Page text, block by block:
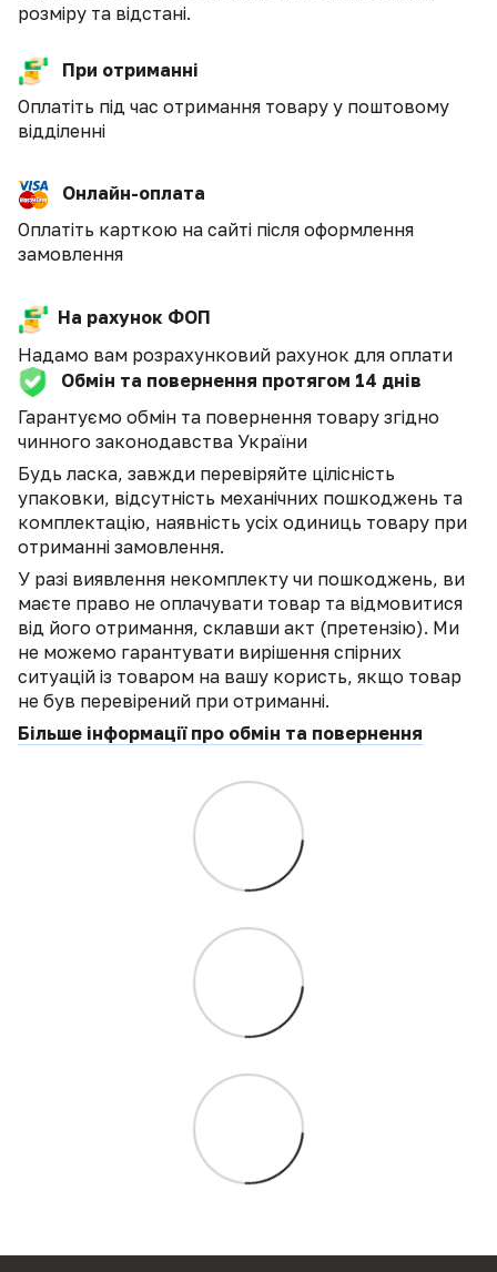
розміру та відстані.
При отриманні
Оплатіть під час отримання товару у поштовому
відділенні
Онлайн-оплата
Оплатіть карткою на сайті після оформлення
замовлення
На рахунок ФОП
Надамо вам розрахунковий рахунок для оплати
Обмін та повернення протягом 14 днів
Гарантуємо обмін та повернення товару згідно
чинного законодавства України
Будь ласка, завжди перевіряйте цілісність
упаковки, відсутність механічних пошкоджень та
комплектацію, наявність усіх одиниць товару при
отриманні замовлення.
У разі виявлення некомплекту чи пошкоджень, ви
маєте право не оплачувати товар та відмовитися
від його отримання, склавши акт (претензію). Ми
не можемо гарантувати вирішення спірних
ситуацій із товаром на вашу користь, якщо товар
не був перевірений при отриманні.
Більше інформації про обмін та повернення